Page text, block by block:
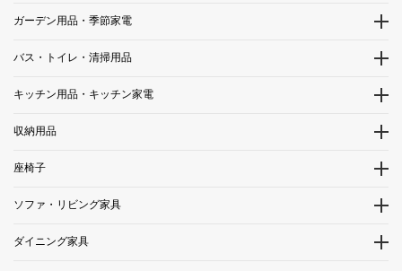
ガーデン用品・季節家電
バス・トイレ・清掃用品
キッチン用品・キッチン家電
収納用品
座椅子
ソファ・リビング家具
ダイニング家具